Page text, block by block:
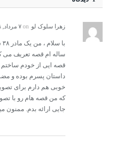
زهرا سلوک لو ۷ مرداد, ۱۳۹۸ ۹:۳۵ ق.ظ
ساله ام قصه تعریف
قصه ایی از خودم
داستان پسرم بوده و
خوبی هم دارم برای
که من قصه هام رو با
جایی ارائه بدم. ممنون